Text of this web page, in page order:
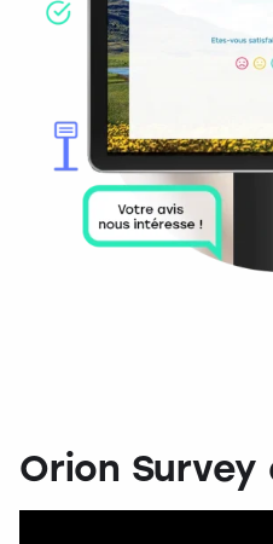
Orion Survey